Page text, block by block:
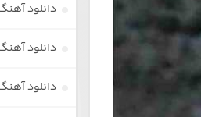
دانلود
دانلود
دانلود